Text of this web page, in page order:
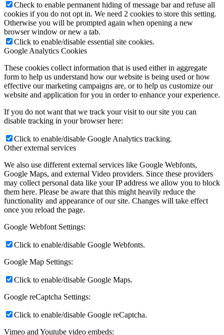
Check to enable permanent hiding of message bar and refuse all
cookies if you do not opt in. We need 2 cookies to store this setting.
Otherwise you will be prompted again when opening a new
browser window or new a tab.
Click to enable/disable essential site cookies.
Google Analytics Cookies
These cookies collect information that is used either in aggregate
form to help us understand how our website is being used or how
effective our marketing campaigns are, or to help us customize our
website and application for you in order to enhance your experience.
If you do not want that we track your visit to our site you can
disable tracking in your browser here:
Click to enable/disable Google Analytics tracking.
Other external services
We also use different external services like Google Webfonts,
Google Maps, and external Video providers. Since these providers
may collect personal data like your IP address we allow you to block
them here. Please be aware that this might heavily reduce the
functionality and appearance of our site. Changes will take effect
once you reload the page.
Google Webfont Settings:
Click to enable/disable Google Webfonts.
Google Map Settings:
Click to enable/disable Google Maps.
Google reCaptcha Settings:
Click to enable/disable Google reCaptcha.
Vimeo and Youtube video embeds: